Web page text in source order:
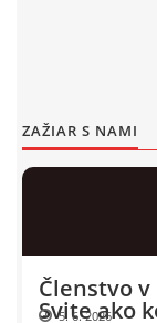
Events 2011
Events 2009
ZAŽIAR S NAMI